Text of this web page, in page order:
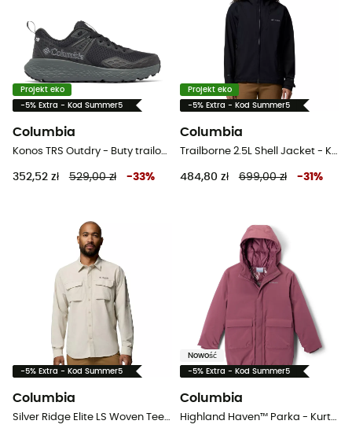
Projekt eko
-5% Extra - Kod Summer5
Columbia
Konos TRS Outdry - Buty trailowe meskie
352,52 zł 529,00 zł -33%
Projekt eko
-5% Extra - Kod Summer5
Columbia
Trailborne 2.5L Shell Jacket - Kurtka przeciwdeszczowa damska
484,80 zł 699,00 zł -31 %
-5% Extra - Kod Summer5
Columbia
Silver Ridge Elite LS Woven Tee - Koszula meski
Nowość
-5% Extra - Kod Summer5
Columbia
Highland Haven™ Parka - Kurtka zimowa dziewczęca